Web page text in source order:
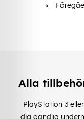
«
Alla
PlayStation 3
dig oändlig